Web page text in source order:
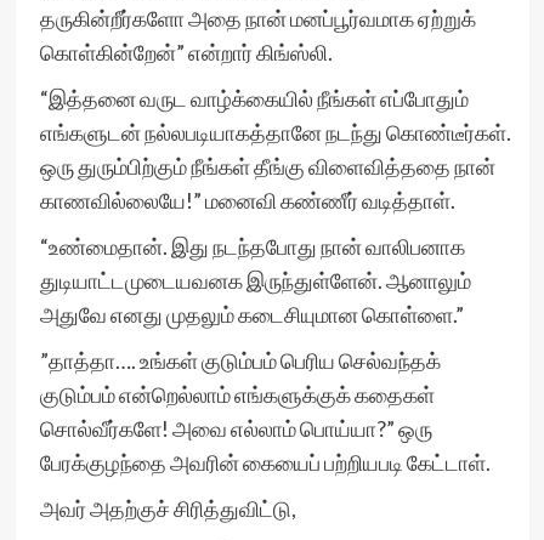
தருகின்றீர்களோ அதை நான் மனப்பூர்வமாக ஏற்றுக்
கொள்கின்றேன்” என்றார் கிங்ஸ்லி.
“இத்தனை வருட வாழ்க்கையில் நீங்கள் எப்போதும்
எங்களுடன் நல்லபடியாகத்தானே நடந்து கொண்டீர்கள்.
ஒரு துரும்பிற்கும் நீங்கள் தீங்கு விளைவித்ததை நான்
காணவில்லையே!” மனைவி கண்ணீர் வடித்தாள்.
“உண்மைதான். இது நடந்தபோது நான் வாலிபனாக
துடியாட்டமுடையவனக இருந்துள்ளேன். ஆனாலும்
அதுவே எனது முதலும் கடைசியுமான கொள்ளை.”
”தாத்தா…. உங்கள் குடும்பம் பெரிய செல்வந்தக்
குடும்பம் என்றெல்லாம் எங்களுக்குக் கதைகள்
சொல்வீர்களே! அவை எல்லாம் பொய்யா?” ஒரு
பேரக்குழந்தை அவரின் கையைப் பற்றியபடி கேட்டாள்.
அவர் அதற்குச் சிரித்துவிட்டு,